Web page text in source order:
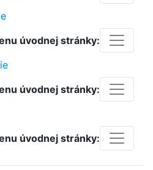
úvodnej stránky:
úvodnej stránky:
úvodnej stránky: